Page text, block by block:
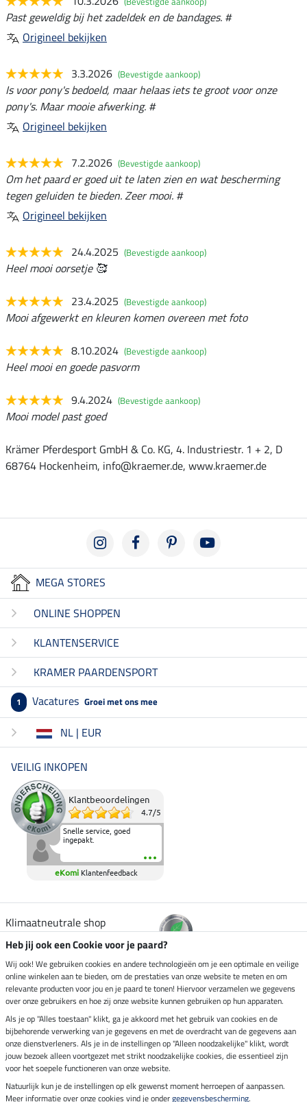
Past geweldig bij het zadeldek en de bandages. #
Origineel bekijken
3.3.2026 (Bevestigde aankoop)
Is voor pony's bedoeld, maar helaas iets te groot voor onze
pony's. Maar mooie afwerking. #
Origineel bekijken
7.2.2026 (Bevestigde aankoop)
Om het paard er goed uit te laten zien en wat bescherming
tegen geluiden te bieden. Zeer mooi. #
Origineel bekijken
24.4.2025 (Bevestigde aankoop)
Heel mooi oorsetje 🥰
23.4.2025 (Bevestigde aankoop)
Mooi afgewerkt en kleuren komen overeen met foto
8.10.2024 (Bevestigde aankoop)
Heel mooi en goede pasvorm
9.4.2024 (Bevestigde aankoop)
Mooi model past goed
Krämer Pferdesport GmbH & Co. KG, 4. Industriestr. 1 + 2, D
68764 Hockenheim, info@kraemer.de, www.kraemer.de
MEGA STORES
ONLINE SHOPPEN
KLANTENSERVICE
KRAMER PAARDENSPORT
1 Vacatures Groei met ons mee
NL | EUR
VEILIG INKOPEN
Klantbeoordelingen
4.7/5
Snelle service, goed
ingepakt.
eKomi Klantenfeedback
Klimaatneutrale shop
Verzending per
Veilig betalen met
Impressum
Heb jij ook een Cookie voor je paard?
Wij ook! We gebruiken cookies en andere technologieën om je een optimale en veilige
online winkelen aan te bieden, om de prestaties van onze website te meten en om
relevante producten voor jou en je paard te tonen! Hiervoor verzamelen we gegevens
over onze gebruikers en hoe zij onze website kunnen gebruiken op hun apparaten.
Als je op "Alles toestaan" klikt, ga je akkoord met het gebruik van cookies en de
bijbehorende verwerking van je gegevens en met de overdracht van de gegevens aan
onze dienstverleners. Als je in de instellingen op "Alleen noodzakelijke" klikt, wordt
jouw bezoek alleen voortgezet met strikt noodzakelijke cookies, die essentieel zijn
voor het soepele functioneren van onze website.
Natuurlijk kun je de instellingen op elk gewenst moment herroepen of aanpassen.
Meer informatie over onze cookies vind je ondergegevensbescherming.